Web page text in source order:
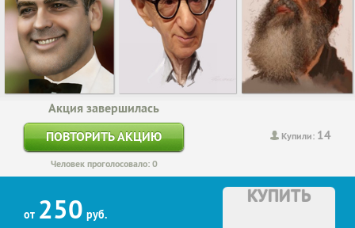
Купили: 14
Акция завершилась
ПОВТОРИТЬ АКЦИЮ
Человек проголосовало: 0
от 250 руб.
КУПИТЬ